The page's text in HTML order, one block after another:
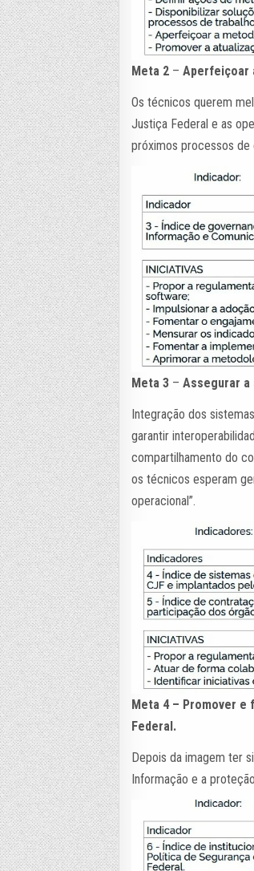
Meta 2 –Aperfeiçoar
Os técnicos querem
Justiça Federal e as
próximos processos
Meta 3 – Assegurar a
Integração dos
garantir
compartilhamento do
os técnicos esperam
operacional”.
Meta 4 – Promover
Federal.
Depois da imagem ter
Informação e a